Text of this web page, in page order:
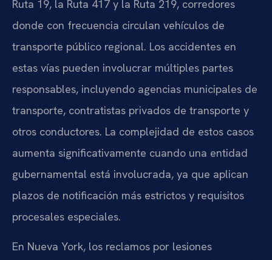
Ruta 19, la Ruta 417 y la Ruta 219, corredores
donde con frecuencia circulan vehículos de
transporte público regional. Los accidentes en
estas vías pueden involucrar múltiples partes
responsables, incluyendo agencias municipales de
transporte, contratistas privados de transporte y
otros conductores. La complejidad de estos casos
aumenta significativamente cuando una entidad
gubernamental está involucrada, ya que aplican
plazos de notificación más estrictos y requisitos
procesales especiales.
En Nueva York, los reclamos por lesiones